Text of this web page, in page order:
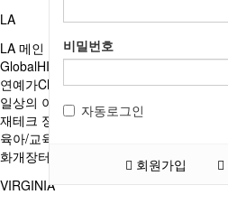
LA
LA 메인
GlobalHIT
연예가Chatting
일상의 이야기
재테크 정보
육아/교육
화개장터 IN LA
VIRGINIA
비밀번호
자동로그인
회원가입